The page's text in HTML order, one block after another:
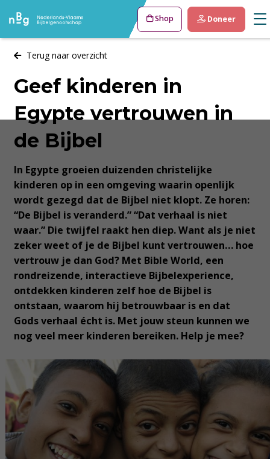
Shop Doneer
Terug naar overzicht
Geef kinderen in
Egypte vertrouwen in
de Bijbel
In Egypte groeien duizenden christelijke
kinderen op in een omgeving waarin openlijk
wordt gezegd dat de Bijbel niet klopt. Ze horen:
“De Bijbel is veranderd.” “Dat verhaal is niet
waar.” Die twijfel raakt hen diep. Want als je niet
zeker weet of je de Bijbel kunt vertrouwen… hoe
vertrouw je dan God? Met Bible World, een
rondreizende, interactieve Bijbelexperience,
ontdekken kinderen zelf hoe de Bijbel is
ontstaan, waarom hij betrouwbaar is en dat
Gods verhaal écht is. Met jouw steun kunnen we
nog veel meer kinderen bereiken. Help je mee?